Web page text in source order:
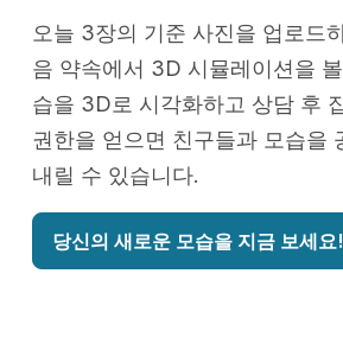
오늘 3장의 기준 사진을 업로드
음 약속에서 3D 시뮬레이션을
습을 3D로 시각화하고 상담 후
권한을 얻으면 친구들과 모습을
내릴 수 있습니다.
당신의 새로운 모습을 지금 보세요!